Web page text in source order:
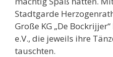
Stadtgarde
Große KG „De
e.V., die jeweils ihre
tauschten.